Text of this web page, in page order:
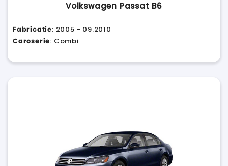
Volkswagen Passat B6
Fabricatie: 2005 - 09.2010
Caroserie: Combi